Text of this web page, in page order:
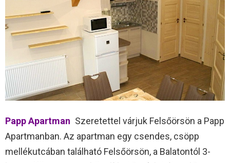
Papp Apartman Szeretettel várjuk Felsőörsön a Papp
Apartmanban. Az apartman egy csendes, csöpp
mellékutcában található Felsőörsön, a Balatontól 3-